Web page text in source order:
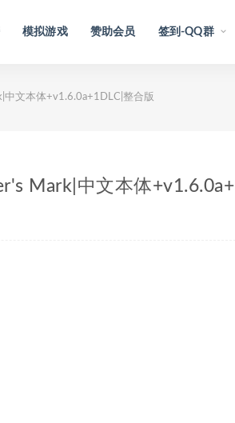
模拟游戏 赞助会员 签到-QQ群
中文本体+v1.6.0a+1DLC|整合版
Mark|中文本体+v1.6.0a+